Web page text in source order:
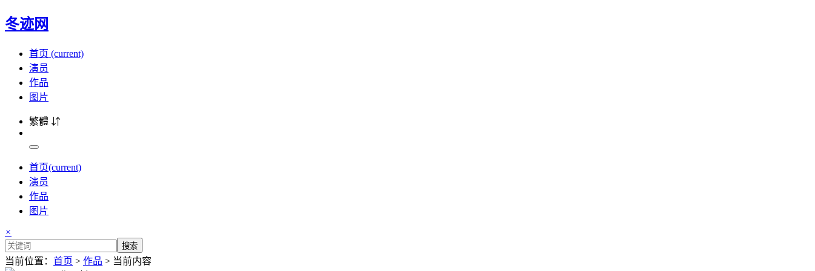
冬迹网
首页 (current)
演员
作品
图片
繁體 ⇵
首页(current)
演员
作品
图片
×
搜索
当前位置： 首页 > 作品 > 当前内容